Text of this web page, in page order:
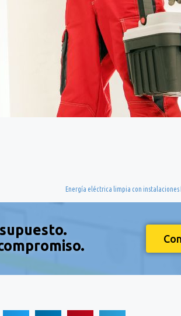
Energía eléctrica limpia con